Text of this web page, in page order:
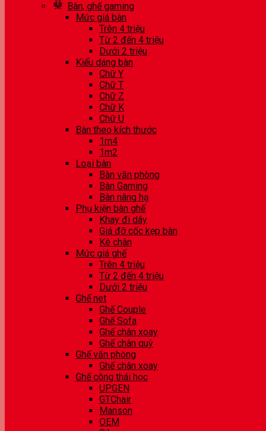
Bàn, ghế gaming
Mức giá bàn
Trên 4 triệu
Từ 2 đến 4 triệu
Dưới 2 triệu
Kiểu dáng bàn
Chữ Y
Chữ T
Chữ Z
Chữ K
Chữ U
Bàn theo kích thước
1m4
1m2
Loại bàn
Bàn văn phòng
Bàn Gaming
Bàn nâng hạ
Phụ kiện bàn ghế
Khay đi dây
Giá đỡ cốc kẹp bàn
Kê chân
Mức giá ghế
Trên 4 triệu
Từ 2 đến 4 triệu
Dưới 2 triệu
Ghế net
Ghế Couple
Ghế Sofa
Ghế chân xoay
Ghế chân quỳ
Ghế văn phòng
Ghế chân xoay
Ghế công thái học
UPGEN
GTChair
Manson
OEM